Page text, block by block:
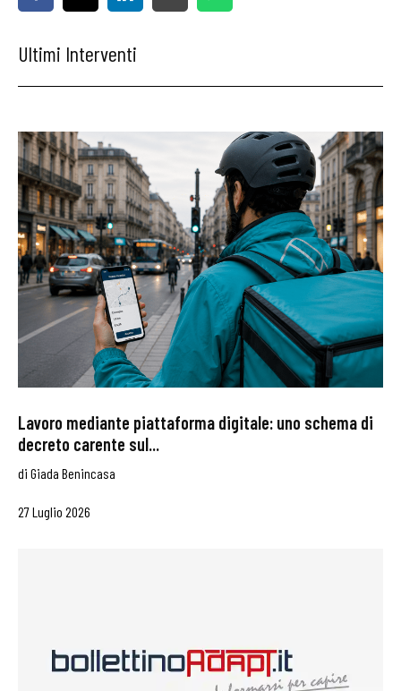
Ultimi Interventi
Lavoro mediante piattaforma digitale: uno schema di
decreto carente sul...
di Giada Benincasa
27 Luglio 2026